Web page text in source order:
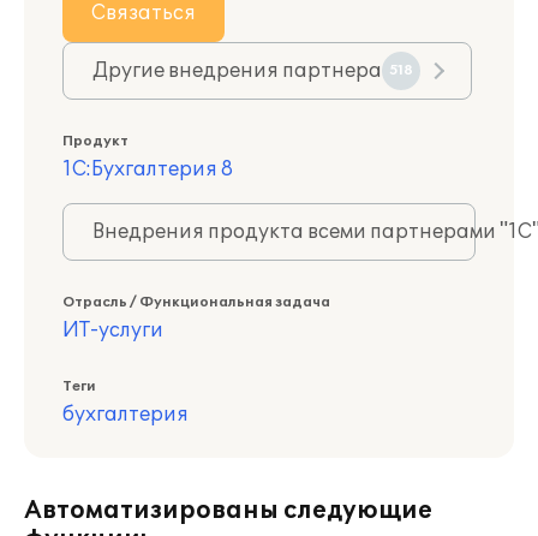
Связаться
Другие внедрения партнера 518
Продукт
1С:Бухгалтерия 8
Внедрения продукта всеми партнерами
Отрасль / Функциональная задача
ИТ-услуги
Теги
бухгалтерия
Автоматизированы следующие